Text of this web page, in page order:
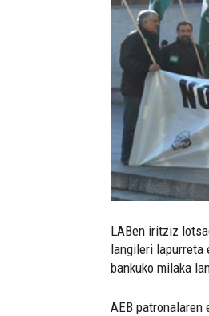
LABen iritziz
langileri lapurreta
bankuko milaka
AEB patronalaren